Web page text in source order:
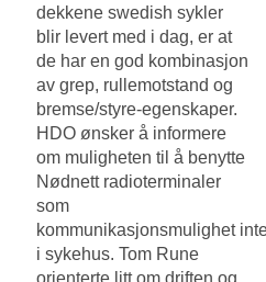
dekkene swedish sykler
blir levert med i dag, er at
de har en god kombinasjon
av grep, rullemotstand og
bremse/styre-egenskaper.
HDO ønsker å informere
om muligheten til å benytte
Nødnett radioterminaler
som
kommunikasjonsmulighet
i sykehus. Tom Rune
orienterte litt om driften og